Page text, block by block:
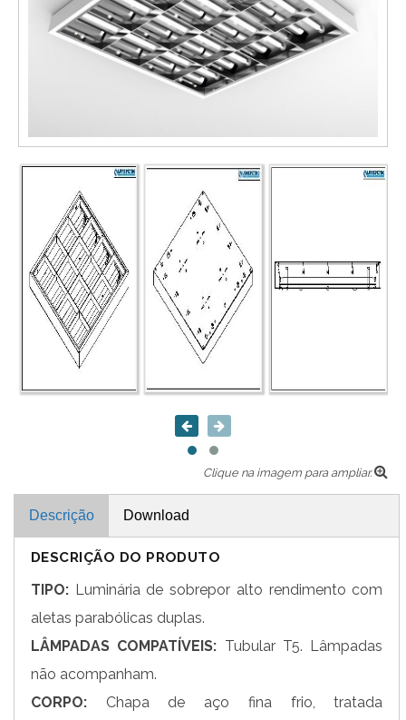
Clique na imagem para ampliar.
Descrição Download
DESCRIÇÃO DO PRODUTO
TIPO: Luminária de sobrepor alto rendimento com
aletas parabólicas duplas.
LÂMPADAS COMPATÍVEIS: Tubular T5. Lâmpadas
não acompanham.
CORPO: Chapa de aço fina frio, tratada